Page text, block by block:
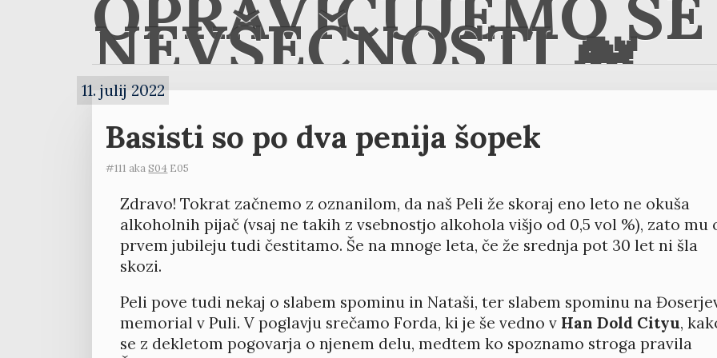
NEVŠEČNOSTI 🐋
11. julij 2022
Basisti so po dva penija šopek
#111 akaS04 E05
Zdravo! Tokrat začnemo z oznanilom, da naš Peli že skoraj eno leto ne okuša
alkoholnih pijač (vsaj ne takih z vsebnostjo alkohola višjo od 0,5 vol %), zato mu
prvem jubileju tudi čestitamo. Še na mnoge leta, če že srednja pot 30 let ni šla
skozi.
Peli pove tudi nekaj o slabem spominu in Nataši, ter slabem spominu na
memorial v Puli. V poglavju srečamo Forda, ki je še vedno v Han Dold Cityu,
se z dekletom pogovarja o njenem delu, medtem ko spoznamo stroga pravila